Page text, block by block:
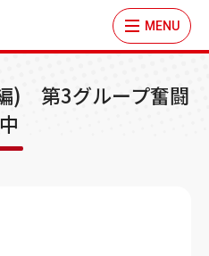
MENU
) 第3グループ奮闘
中